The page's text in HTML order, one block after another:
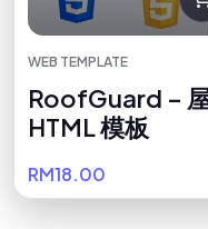
WEB TEMPLATE
RoofGuard –
HTML 模板
RM18.00